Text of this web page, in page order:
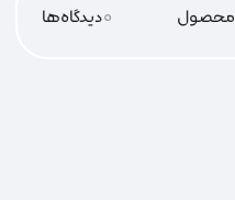
محصول 0دیدگاه‌‌ها